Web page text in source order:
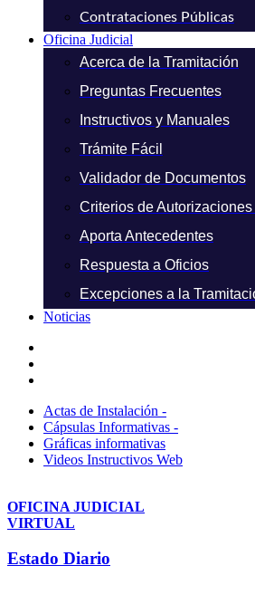
Contrataciones Públicas
Oficina Judicial
Acerca de la Tramitación
Preguntas Frecuentes
Instructivos y Manuales
Trámite Fácil
Validador de Documentos
Criterios de
Aporta Antecedentes
Respuesta a Oficios
Excepciones a la
Noticias
Actas de Instalación -
Cápsulas Informativas -
Gráficas informativas
Videos Instructivos Web
OFICINA JUDICIAL
VIRTUAL
Estado Diario